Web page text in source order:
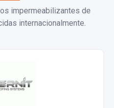
impermeabilizantes de
internacionalmente.